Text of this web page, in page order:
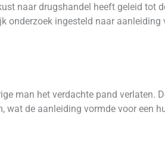
naar drugshandel heeft geleid tot
onderzoek ingesteld naar
man het verdachte pand verlaten.
wat de aanleiding vormde voor een